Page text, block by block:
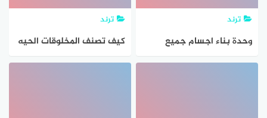
ترند
وحدة بناء اجسام جميع
المخلوقات الحيه هي
ترند
كيف تصنف المخلوقات الحيه